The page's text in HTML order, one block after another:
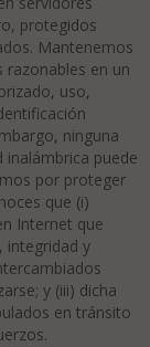
protegidos
Mantenemos
razonables en un
uso,
ninguna
puede
por proteger
que (i)
Internet que
integridad y
y (iii) dicha
en tránsito